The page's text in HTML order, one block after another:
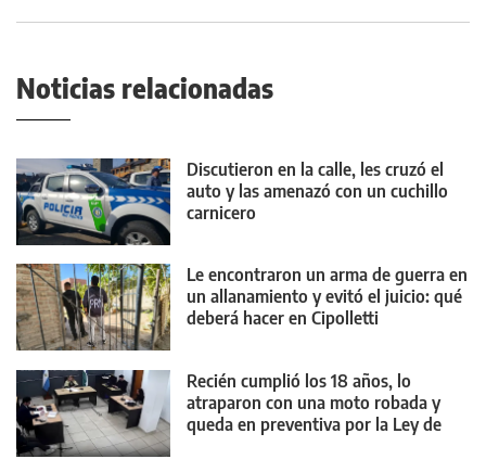
Noticias relacionadas
Discutieron en la calle, les cruzó el
auto y las amenazó con un cuchillo
carnicero
Le encontraron un arma de guerra en
un allanamiento y evitó el juicio: qué
deberá hacer en Cipolletti
Recién cumplió los 18 años, lo
atraparon con una moto robada y
queda en preventiva por la Ley de